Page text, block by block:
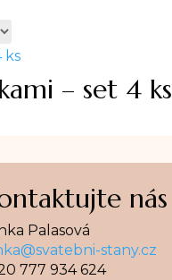
– set 4 ks
nás
Palasová
stany.cz
777 934 624